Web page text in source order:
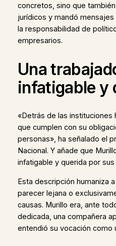
concretos, sino que
jurídicos y mandó
la responsabilidad de
empresarios.
Una
infatigable y
«Detrás de las instituciones
que cumplen con su
personas», ha señalado el
Nacional. Y añade que
infatigable y querida por
Esta descripción humaniza
parecer lejana o
causas. Murillo era, ante
dedicada, una compañera
entendió su vocación como